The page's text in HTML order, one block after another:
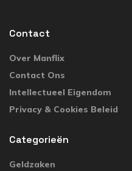
Contact
Over Manflix
Contact Ons
Intellectueel Eigendom
Privacy & Cookies Beleid
Categorieën
Geldzaken